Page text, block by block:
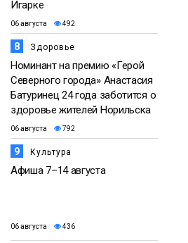
Игарке
06 августа 492
8 Здоровье
Номинант на премию «Герой
Северного города» Анастасия
Батуринец 24 года заботится о
здоровье жителей Норильска
06 августа 792
9 Культура
Афиша 7–14 августа
06 августа 436